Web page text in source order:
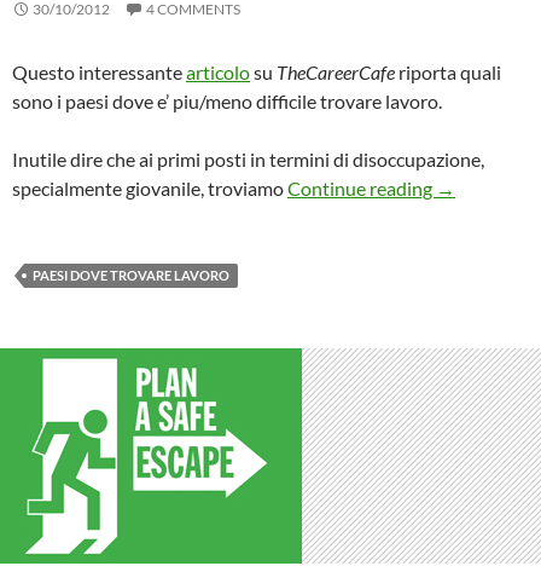
30/10/2012 4 COMMENTS
Questo interessantearticolosu TheCareerCafe riporta quali
sono i paesi dove e’ piu/meno difficile trovare lavoro.
Inutile dire che ai primi posti in termini di disoccupazione,
specialmente giovanile, troviamoContinue reading Paesi dove
→
PAESI DOVE TROVARE LAVORO